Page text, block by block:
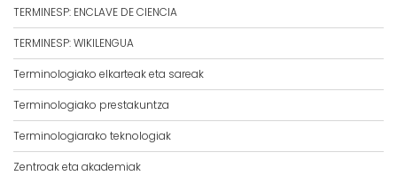
TERMINESP: ENCLAVE DE CIENCIA
TERMINESP: WIKILENGUA
Terminologiako elkarteak eta sareak
Terminologiako prestakuntza
Terminologiarako teknologiak
Zentroak eta akademiak